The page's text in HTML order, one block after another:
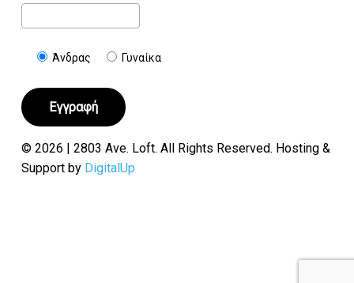
Άνδρας Γυναίκα
© 2026 | 2803 Ave. Loft. All Rights Reserved. Hosting &
Support by DigitalUp